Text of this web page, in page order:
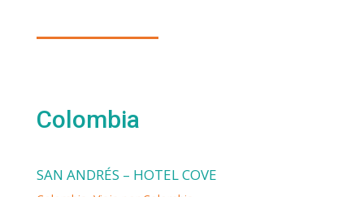
Colombia
SAN ANDRÉS – HOTEL COVE